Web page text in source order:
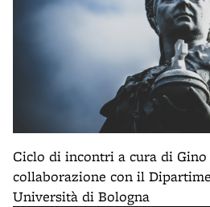
Ciclo di incontri a cura di Gino
collaborazione con il
Università di Bologna